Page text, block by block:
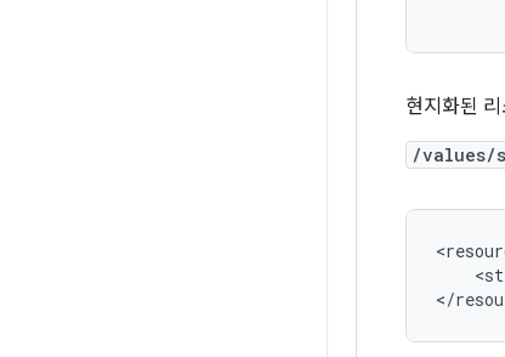
현지화된
/values/
</